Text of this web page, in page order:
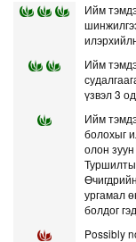
Ийм
Ийм
үзвэл 3
Ийм
болохыг
олон
ургамал
болдог
Possibly